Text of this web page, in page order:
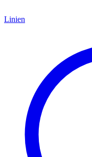
Linien